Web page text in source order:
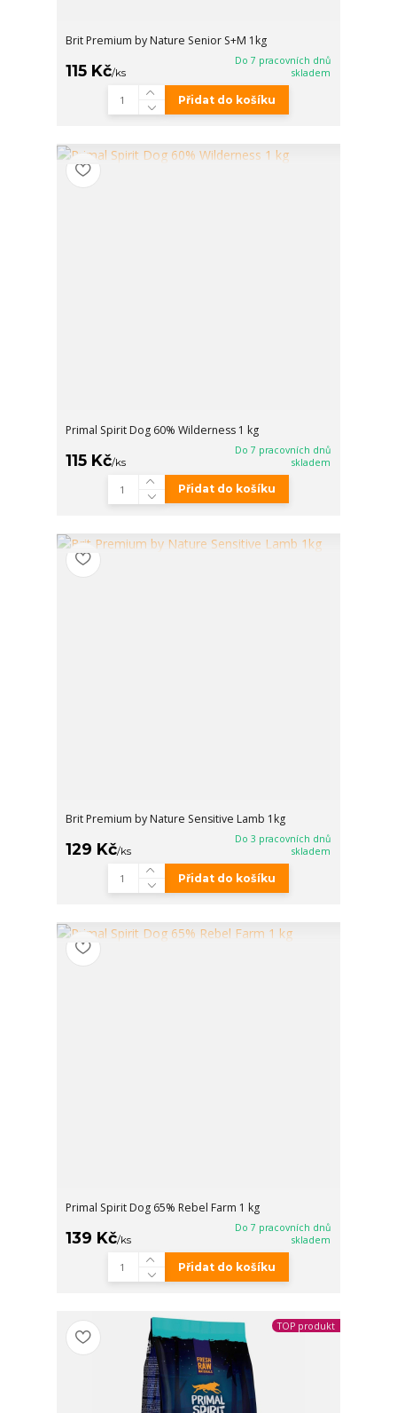
Brit Premium by Nature Senior S+M 1kg
115 Kč/ks
Do 7 pracovních dnů
skladem
Přidat do košíku
Primal Spirit Dog 60% Wilderness 1 kg
115 Kč/ks
Do 7 pracovních dnů
skladem
Přidat do košíku
Brit Premium by Nature Sensitive Lamb 1kg
129 Kč/ks
Do 3 pracovních dnů
skladem
Přidat do košíku
Primal Spirit Dog 65% Rebel Farm 1 kg
139 Kč/ks
Do 7 pracovních dnů
skladem
Přidat do košíku
TOP produkt